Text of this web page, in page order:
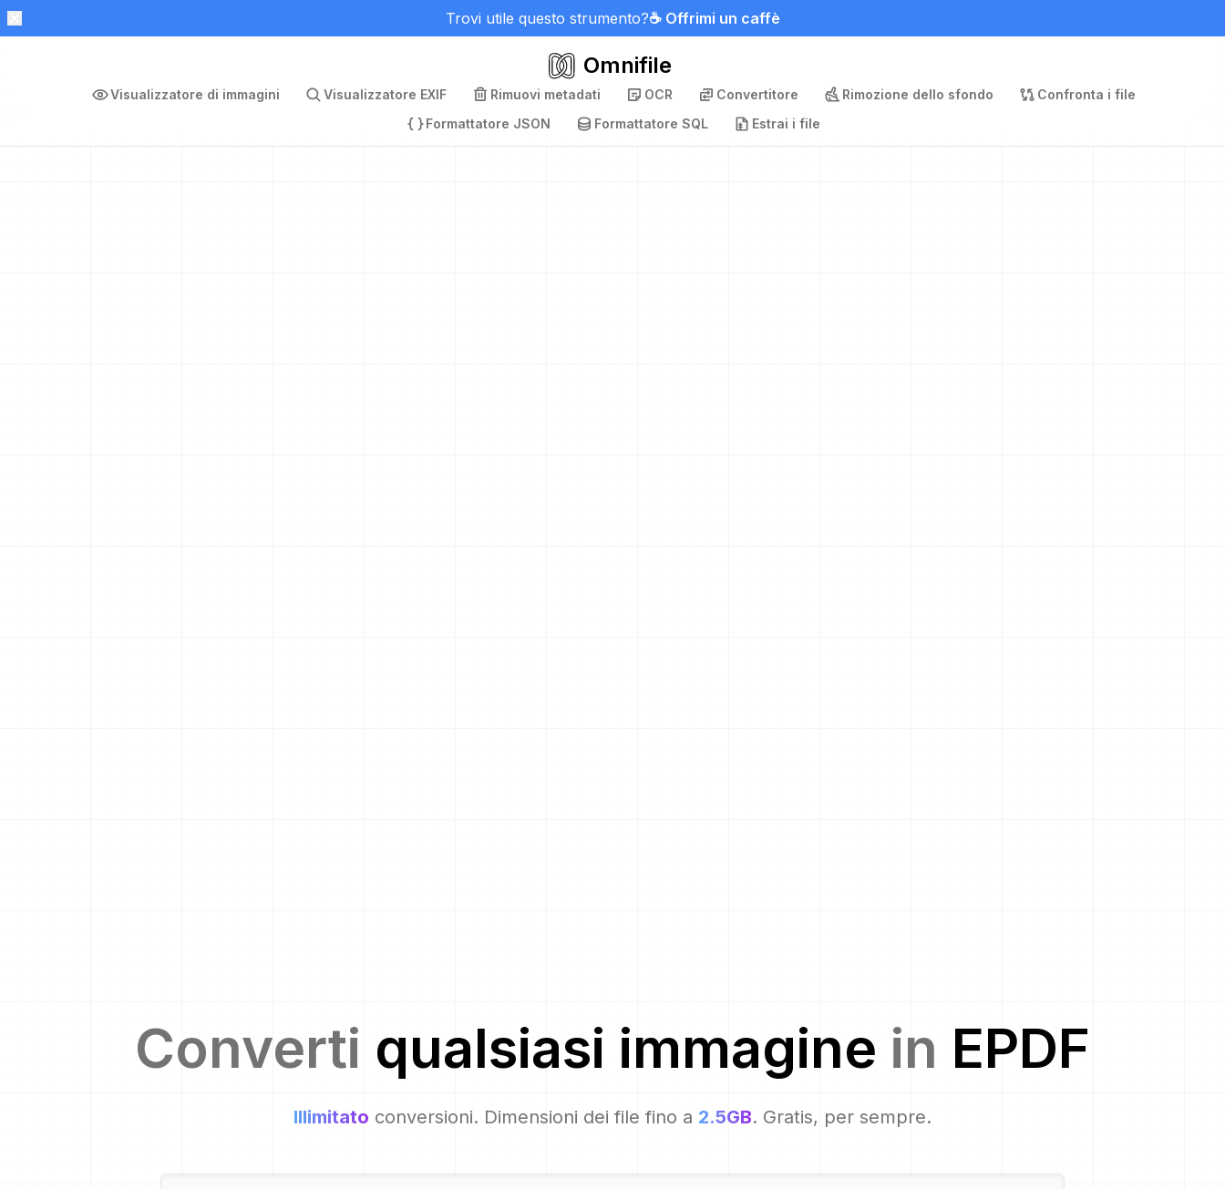
Trovi utile questo strumento?☕ Offrimi un caffè
Omnifile
Visualizzatore di immagini Visualizzatore EXIF Rimuovi metadati OCR Convertitore Rimozione dello sfondo
Confronta i file
Formattatore JSON
Formattatore SQL Estrai i file
Converti qualsiasi immagine in EPDF
Illimitato conversioni. Dimensioni dei file fino a 2.5GB. Gratis, per sempre.